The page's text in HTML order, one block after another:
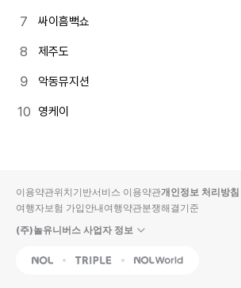
싸이흠뻑쇼
제주도
악동뮤지션
영케이
이용약관위치기반서비스 이용약관개인정보 처리방침
여행자보험 가입안내여행약관분쟁해결기준
(주)놀유니버스 사업자 정보
NOL Triple Interpark Global